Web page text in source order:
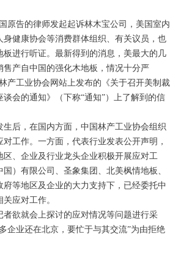
原告的律师发起起诉林木宝公司，美国室内
身健康协会等消费群体组织、有关议员，也
板进行听证。最新得到的消息，美最大的几
售产自中国的强化木地板，情况十分严
产工业协会网站上发布的《关于召开美制裁
会的通知》（下称“通知”）上了解到的信
生后，在国内方面，中国林产工业协会组织
工作。一方面，代表行业发表公开声明，
区、企业及行业龙头企业积极开展应对工
）有限公司、圣象集团、北美枫情地板、
等地区及企业的大力支持下，已经委托中
应对工作。
者欲就会上探讨的应对情况等问题进行采
企业还在北京，要忙于与其交流”为由拒绝